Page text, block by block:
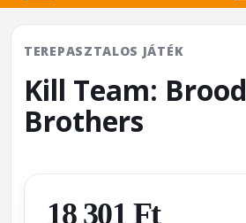
TEREPASZTALOS JÁTÉK
Kill Team: Brood
Brothers
18 301 Ft